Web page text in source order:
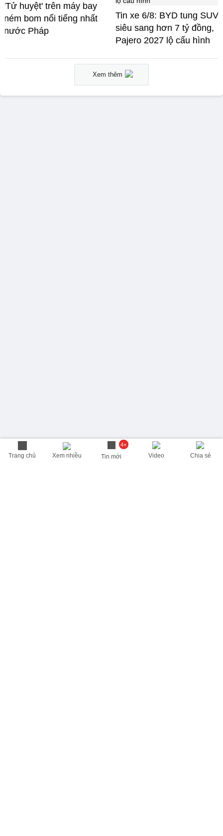
Trang chủ Xem nhiều
4+
Tin mới Video Chia sẻ
'Tử huyệt' trên máy bay
ném bom nổi tiếng nhất
nước Pháp
Tin xe 6/8: BYD tung SUV
siêu sang hơn 7 tỷ đồng,
Pajero 2027 lộ cấu hình
Xem thêm